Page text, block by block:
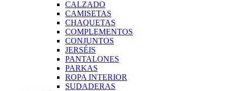
CALZADO
CAMISETAS
CHAQUETAS
COMPLEMENTOS
CONJUNTOS
JERSÉIS
PANTALONES
PARKAS
ROPA INTERIOR
SUDADERAS